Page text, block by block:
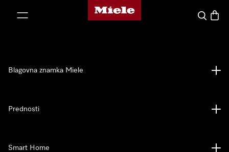
Domača stran Miele
Iskanje
Blagovna znamka Miele
Prednosti
Smart Home